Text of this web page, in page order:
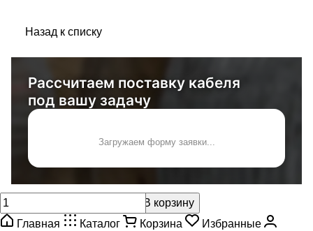
Назад к списку
Рассчитаем поставку кабеля
под вашу задачу
Загружаем форму заявки...
В корзину
Главная
Каталог Корзина
Избранные